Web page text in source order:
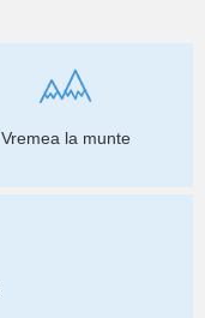
Vremea la munte